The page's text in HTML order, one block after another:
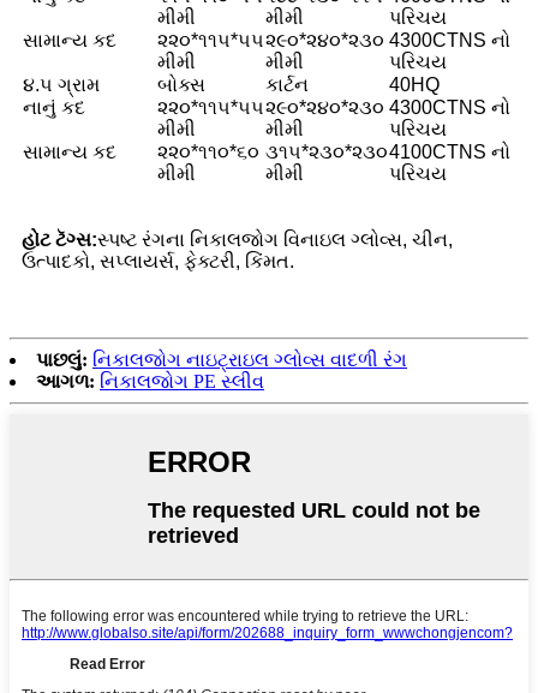
મીમી
મીમી
પરિચય
સામાન્ય કદ
૨૨૦*૧૧૫*૫૫
મીમી
૨૯૦*૨૪૦*૨૩૦
મીમી
4300CTNS નો
પરિચય
૪.૫ ગ્રામ
બોક્સ કાર્ટન
40HQ
નાનું કદ
૨૨૦*૧૧૫*૫૫
મીમી
૨૯૦*૨૪૦*૨૩૦
મીમી
4300CTNS નો
પરિચય
સામાન્ય કદ
૨૨૦*૧૧૦*૬૦
મીમી
૩૧૫*૨૩૦*૨૩૦
મીમી
4100CTNS નો
પરિચય
હોટ ટૅગ્સ:સ્પષ્ટ રંગના નિકાલજોગ વિનાઇલ ગ્લોવ્સ, ચીન,
ઉત્પાદકો, સપ્લાયર્સ, ફેક્ટરી, કિંમત.
પાછલું: નિકાલજોગ નાઇટ્રાઇલ ગ્લોવ્સ વાદળી રંગ
આગળ: નિકાલજોગ PE સ્લીવ